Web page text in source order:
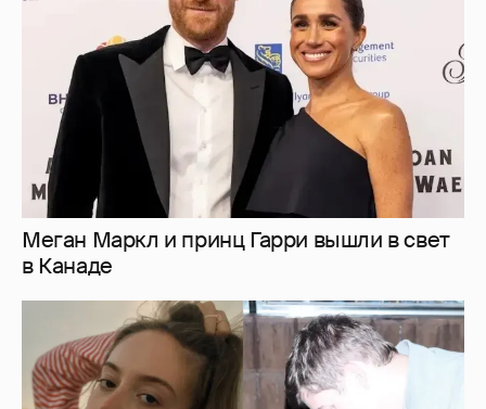
Меган Маркл и принц Гарри вышли в свет
в Канаде